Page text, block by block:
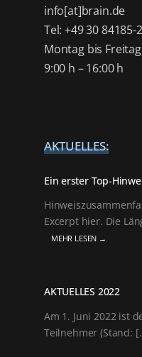
info[at]brain.de
Tel: +49 30 84185-
Montag bis
9:00 h – 16:00 h
AKTUELLES:
Ein erster Top-
Excerpt hier. Die
MEHR LESEN →
AKTUELLES 2022
Am 1. Juni 2022 ist
Teilnehmer (Stand: